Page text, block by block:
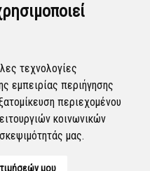
τεχνολογίες
εμπειρίας περιήγησης
περιεχομένου
κοινωνικών
μας.
μου
να επιλυθεί.
Προγραμματισμένη